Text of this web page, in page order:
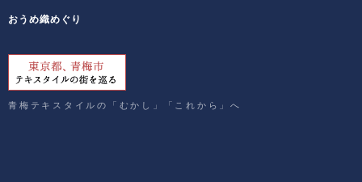
おうめ織めぐり
青梅テキスタイルの「むかし」「これから」へ